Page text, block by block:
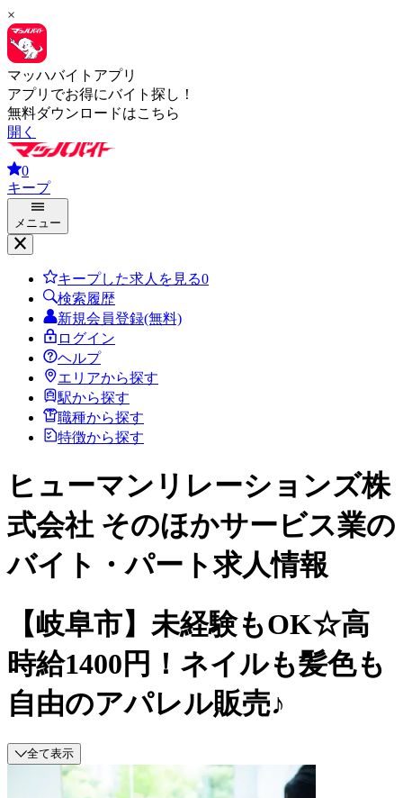
×
マッハバイトアプリ
アプリでお得にバイト探し！
無料ダウンロードはこちら
開く
0
キープ
メニュー
キープした求人を見る0
検索履歴
新規会員登録(無料)
ログイン
ヘルプ
エリアから探す
駅から探す
職種から探す
特徴から探す
ヒューマンリレーションズ株
式会社 そのほかサービス業の
バイト・パート求人情報
【岐阜市】未経験もOK☆高
時給1400円！ネイルも髪色も
自由のアパレル販売♪
全て表示